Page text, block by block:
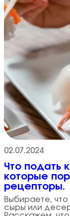
02.07.2024
Что подать
которые
рецепторы.
Выбираете,
сыры или